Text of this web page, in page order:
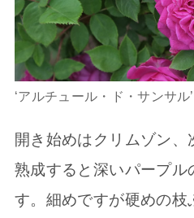
‘アルチュール・ド・サンサル
開き始めはクリムゾン、
熟成すると深いパープル
す。細めですが硬めの枝